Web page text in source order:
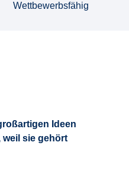
Wettbewerbsfähig
Ideen
weil sie gehört